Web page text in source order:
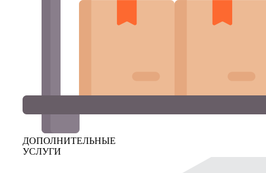
ДОПОЛНИТЕЛЬНЫЕ
УСЛУГИ